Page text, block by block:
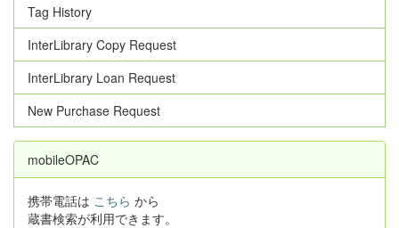
Tag History
InterLibrary Copy Request
InterLibrary Loan Request
New Purchase Request
mobileOPAC
携帯電話は こちら から
蔵書検索が利用できます。